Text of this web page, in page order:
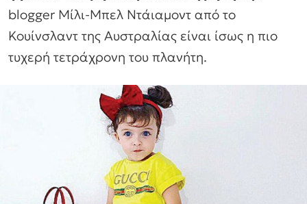
blogger Μίλι-Μπελ Ντάιαμοντ από το
Κουίνσλαντ της Αυστραλίας είναι ίσως η πιο
τυχερή τετράχρονη του πλανήτη.